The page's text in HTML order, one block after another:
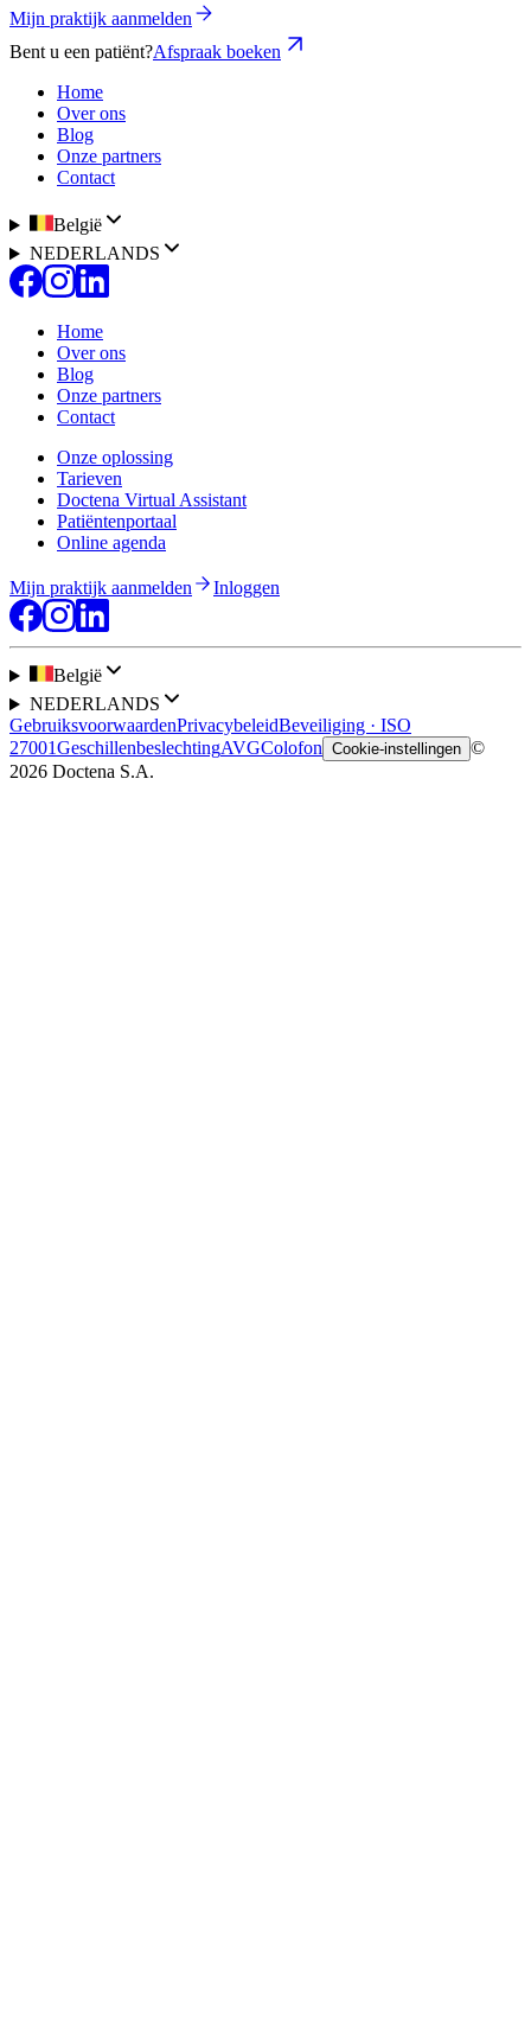
Mijn praktijk aanmelden
Bent u een patiënt?Afspraak boeken
Home
Over ons
Blog
Onze partners
Contact
België
NEDERLANDS
Home
Over ons
Blog
Onze partners
Contact
Onze oplossing
Tarieven
Doctena Virtual Assistant
Patiëntenportaal
Online agenda
Mijn praktijk aanmelden Inloggen
België
NEDERLANDS
GebruiksvoorwaardenPrivacybeleidBeveiliging · ISO
27001GeschillenbeslechtingAVGColofon Cookie-instellingen ©
2026 Doctena S.A.